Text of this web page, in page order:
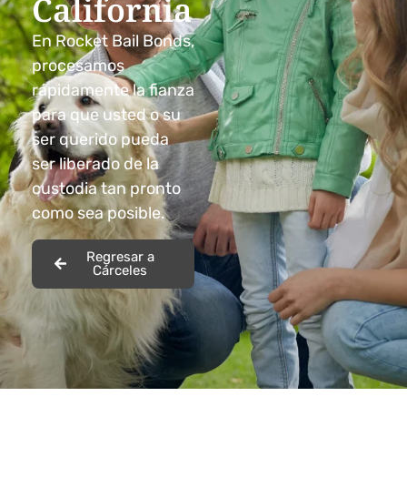
California
En Rocket Bail Bonds,
procesamos
rápidamente la fianza
para que usted o su
ser querido pueda
ser liberado de la
custodia tan pronto
como sea posible.
Regresar a
Cárceles